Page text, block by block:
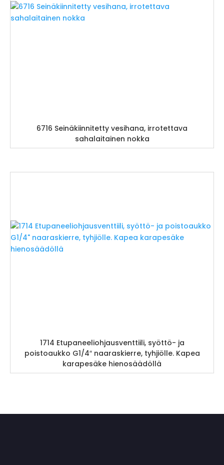
6716 Seinäkiinnitetty vesihana, irrotettava
sahalaitainen nokka
1714 Etupaneeliohjausventtiili, syöttö- ja
poistoaukko G1/4″ naaraskierre, tyhjiölle. Kapea
karapesäke hienosäädöllä